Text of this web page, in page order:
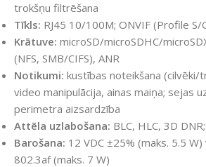
trokšņu filtrēšana
Tīkls: RJ45 10/100M; ONVIF (Profile S/
Krātuve: microSD/microSDHC/
(NFS, SMB/CIFS), ANR
Notikumi: kustības noteikšana (cilvēki/
video manipulācija, ainas maiņa; sejas
perimetra aizsardzība
Attēla uzlabošana: BLC, HLC, 3D DNR;
Barošana: 12 VDC ±25% (maks. 5.5 W)
802.3af (maks. 7 W)